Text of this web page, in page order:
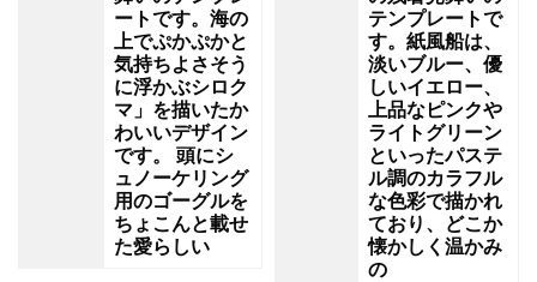
ートです。海の
上でぷかぷかと
気持ちよさそう
に浮かぶシロク
マ」を描いたか
わいいデザイン
です。 頭にシ
ュノーケリング
用のゴーグルを
ちょこんと載せ
た愛らしい
テンプレートで
す。紙風船は、
淡いブルー、優
しいイエロー、
上品なピンクや
ライトグリーン
といったパステ
ル調のカラフル
な色彩で描かれ
ており、どこか
懐かしく温かみ
の